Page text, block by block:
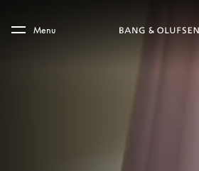
Skip to main footer
Menu